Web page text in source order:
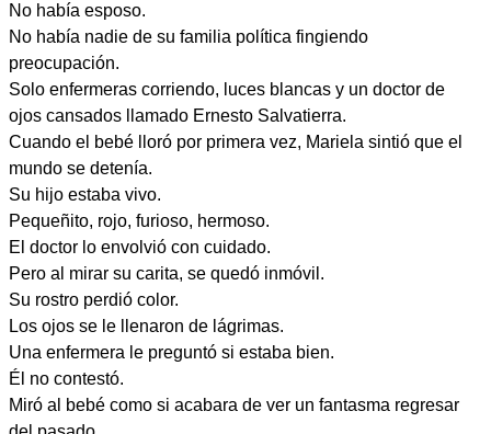
No había esposo.
No había nadie de su familia política fingiendo
preocupación.
Solo enfermeras corriendo, luces blancas y un doctor de
ojos cansados llamado Ernesto Salvatierra.
Cuando el bebé lloró por primera vez, Mariela sintió que el
mundo se detenía.
Su hijo estaba vivo.
Pequeñito, rojo, furioso, hermoso.
El doctor lo envolvió con cuidado.
Pero al mirar su carita, se quedó inmóvil.
Su rostro perdió color.
Los ojos se le llenaron de lágrimas.
Una enfermera le preguntó si estaba bien.
Él no contestó.
Miró al bebé como si acabara de ver un fantasma regresar